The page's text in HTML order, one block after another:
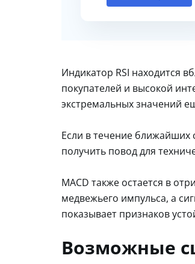
Индикатор RSI находится
покупателей и высокой
экстремальных значений
Если в течение ближайших
получить повод для
MACD также остается в
медвежьего импульса, а
показывает признаков
Возможные